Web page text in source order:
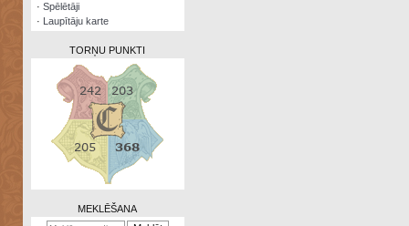
Zināšanu
· Spēlētāji
· Laupītāju karte
TORŅU PUNKTI
MEKLĒŠANA